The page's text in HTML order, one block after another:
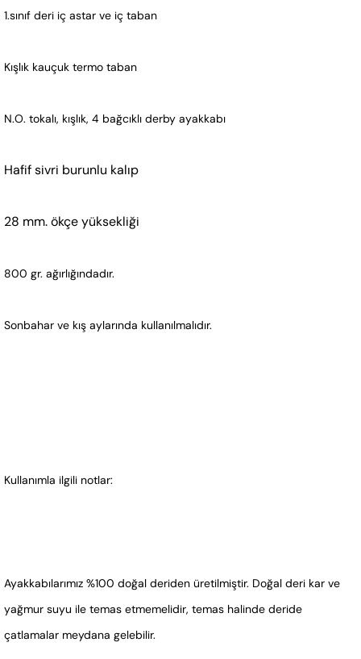
1.sınıf deri iç astar ve iç taban
Kışlık kauçuk termo taban
N.O. tokalı, kışlık, 4 bağcıklı derby ayakkabı
Hafif sivri burunlu kalıp
28 mm. ökçe yüksekliği
800 gr. ağırlığındadır.
Sonbahar ve kış aylarında kullanılmalıdır.
Kullanımla ilgili notlar:
Ayakkabılarımız %100 doğal deriden üretilmiştir. Doğal deri kar ve
yağmur suyu ile temas etmemelidir, temas halinde deride
çatlamalar meydana gelebilir.